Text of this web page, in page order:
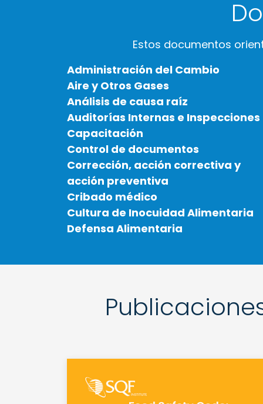
Estos documentos
Administración del Cambio
Aire y Otros Gases
Análisis de causa raíz
Auditorías Internas e Inspecciones
Capacitación
Control de documentos
Corrección, acción correctiva y
acción preventiva
Cribado médico
Cultura de Inocuidad Alimentaria
Defensa Alimentaria